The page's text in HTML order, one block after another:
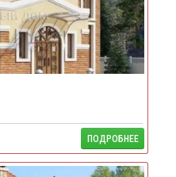
ПОДРОБНЕЕ